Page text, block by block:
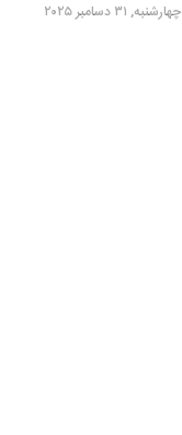
چهارشنبه, ۳۱ دسامبر ۲۰۲۵